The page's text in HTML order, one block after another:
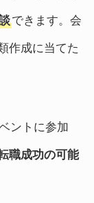
できます。会
作成に当てた
ントに参加
職成功の可能